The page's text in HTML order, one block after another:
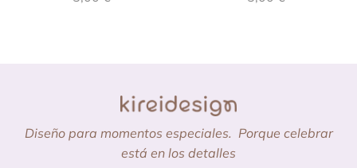
Diseño para momentos especiales. Porque celebrar
está en los detalles